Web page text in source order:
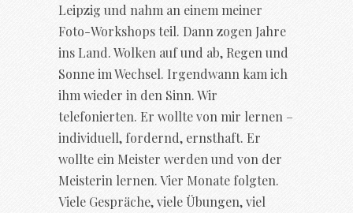
Leipzig und nahm an einem meiner
Foto-Workshops teil. Dann zogen Jahre
ins Land. Wolken auf und ab, Regen und
Sonne im Wechsel. Irgendwann kam ich
ihm wieder in den Sinn. Wir
telefonierten. Er wollte von mir lernen –
individuell, fordernd, ernsthaft. Er
wollte ein Meister werden und von der
Meisterin lernen. Vier Monate folgten.
Viele Gespräche, viele Übungen, viel